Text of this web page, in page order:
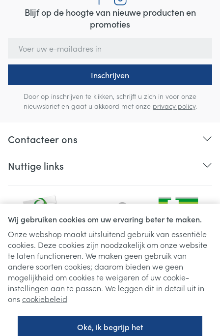
Wij gebruiken cookies om uw ervaring beter te maken.
Onze webshop maakt uitsluitend gebruik van essentiële
cookies. Deze cookies zijn noodzakelijk om onze website
te laten functioneren. We maken geen gebruik van
andere soorten cookies; daarom bieden we geen
mogelijkheid om cookies te weigeren of uw cookie-
instellingen aan te passen. We leggen dit in detail uit in
ons cookiebeleid
Oké, ik begrijp het
Blijf op de hoogte van nieuwe producten en
promoties
Inschrijven
Door op inschrijven te klikken, schrijft u zich in voor onze
nieuwsbrief en gaat u akkoord met onze privacy policy.
Contacteer ons
Nuttige links
Juridische links